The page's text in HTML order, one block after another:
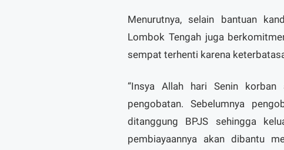
Menurutnya, selain bantuan
Lombok Tengah juga
sempat terhenti karena
“Insya Allah hari Senin
pengobatan. Sebelumnya
ditanggung BPJS sehingga
pembiayaannya akan dibantu